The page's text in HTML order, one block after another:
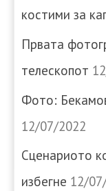
костими за
Првата
телескопот
Фото:
12/07/2022
Сценариото
избегне 12/